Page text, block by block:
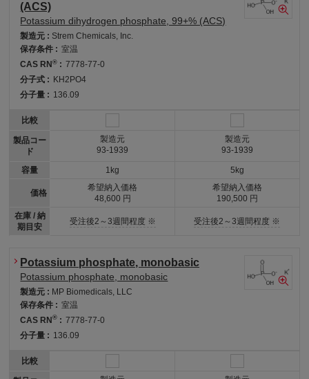
(ACS)
Potassium dihydrogen phosphate, 99+% (ACS)
製造元 : Strem Chemicals, Inc.
保存条件 : 室温
CAS RN® : 7778-77-0
分子式 : KH2PO4
分子量 : 136.09
比較
製品コー
ド
容量
価格
在庫 / 納
期目安
製造元
93-1939
1kg
希望納入価格
48,600 円
受注後2～3週間程度 ※
製造元
93-1939
5kg
希望納入価格
190,500 円
受注後2～3週間程度 ※
Potassium phosphate, monobasic
Potassium phosphate, monobasic
製造元 : MP Biomedicals, LLC
保存条件 : 室温
CAS RN® : 7778-77-0
分子量 : 136.09
比較